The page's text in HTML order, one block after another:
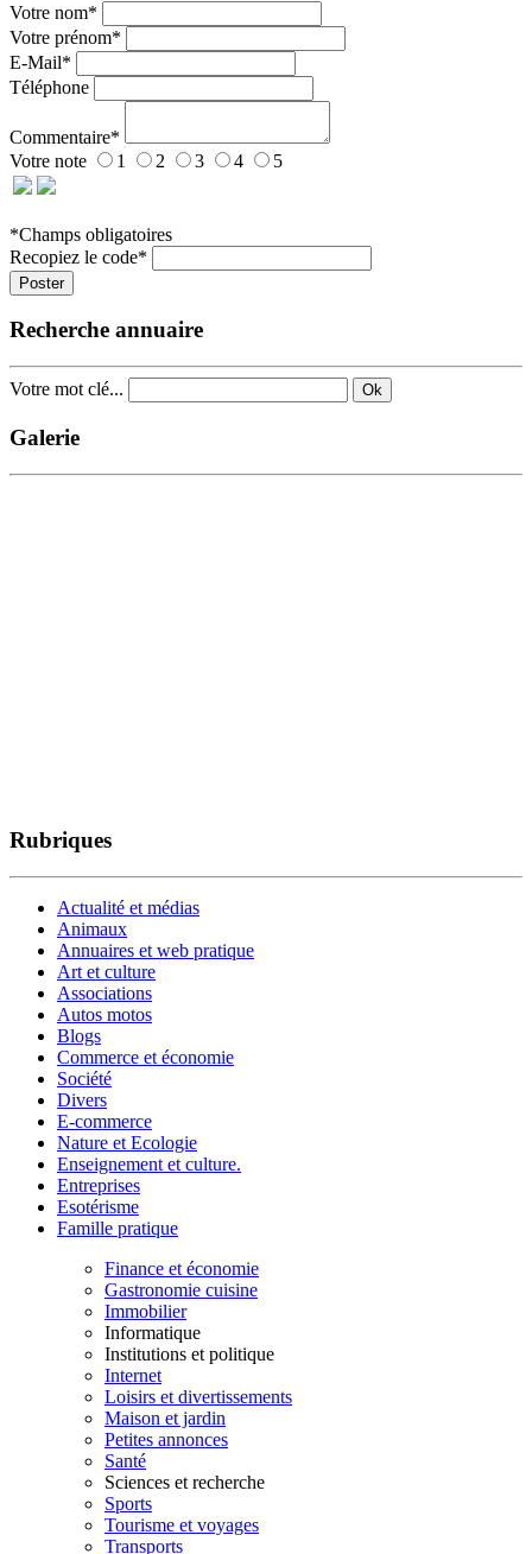
Votre nom*
Votre prénom*
E-Mail*
Téléphone
Commentaire*
Votre note
1 2 3 4 5
*Champs obligatoires
Recopiez le code*
Poster
Recherche annuaire
Votre mot clé... Ok
Galerie
Rubriques
Actualité et médias
Animaux
Annuaires et web pratique
Art et culture
Associations
Autos motos
Blogs
Commerce et économie
Société
Divers
E-commerce
Nature et Ecologie
Enseignement et culture.
Entreprises
Esotérisme
Famille pratique
Finance et économie
Gastronomie cuisine
Immobilier
Informatique
Institutions et politique
Internet
Loisirs et divertissements
Maison et jardin
Petites annonces
Santé
Sciences et recherche
Sports
Tourisme et voyages
Transports